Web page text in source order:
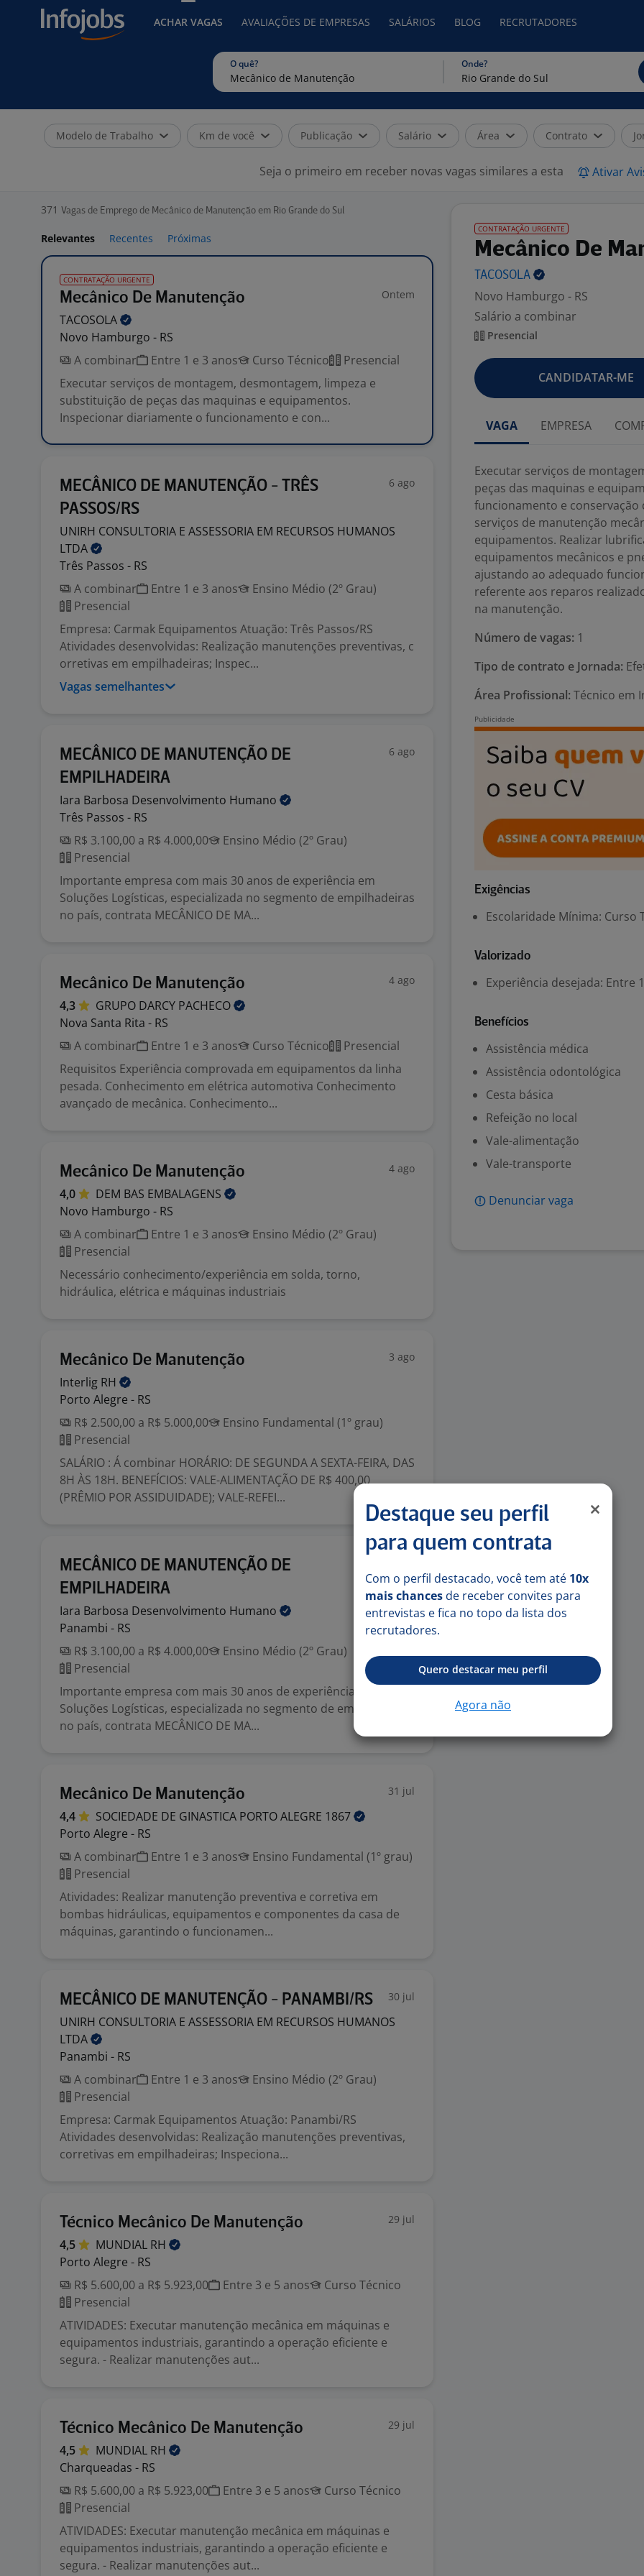
ACHAR VAGAS AVALIAÇÕES DE EMPRESAS SALÁRIOS BLOG RECRUTADORES
O quê? Onde?
Modelo de Trabalho Km de você Publicação Salário Área Contrato
Seja o primeiro em receber novas vagas similares a esta Ativar
371 Vagas de Emprego de Mecânico de Manutenção em Rio Grande do Sul
Relevantes Recentes Próximas
CONTRATAÇÃO URGENTE
Mecânico De Manutenção Ontem
TACOSOLA
Novo Hamburgo - RS
A combinar
Entre 1 e 3 anos Curso Técnico
Presencial
Executar serviços de montagem, desmontagem, limpeza e
substituição de peças das maquinas e equipamentos.
Inspecionar diariamente o funcionamento e con...
MECÂNICO DE MANUTENÇÃO - TRÊS
PASSOS/RS
6 ago
UNIRH CONSULTORIA E ASSESSORIA EM RECURSOS HUMANOS
LTDA
Três Passos - RS
A combinar
Entre 1 e 3 anos
Ensino Médio (2º Grau)
Presencial
Empresa: Carmak Equipamentos Atuação: Três Passos/RS
Atividades desenvolvidas: Realização manutenções preventivas, c
orretivas em empilhadeiras; Inspec...
Vagas semelhantes
MECÂNICO DE MANUTENÇÃO DE
EMPILHADEIRA
6 ago
Iara Barbosa Desenvolvimento Humano
Três Passos - RS
R$ 3.100,00 a R$ 4.000,00
Ensino Médio (2º Grau)
Presencial
Importante empresa com mais 30 anos de experiência em
Soluções Logísticas, especializada no segmento de empilhadeiras
no país, contrata MECÂNICO DE MA...
Mecânico De Manutenção 4 ago
4,3 GRUPO DARCY PACHECO
Nova Santa Rita - RS
A combinar
Entre 1 e 3 anos Curso Técnico
Presencial
Requisitos Experiência comprovada em equipamentos da linha
pesada. Conhecimento em elétrica automotiva Conhecimento
avançado de mecânica. Conhecimento...
Mecânico De Manutenção 4 ago
4,0 DEM BAS EMBALAGENS
Novo Hamburgo - RS
A combinar
Entre 1 e 3 anos
Ensino Médio (2º Grau)
Presencial
Necessário conhecimento/experiência em solda, torno,
hidráulica, elétrica e máquinas industriais
Mecânico De Manutenção 3 ago
Interlig RH
Porto Alegre - RS
R$ 2.500,00 a R$ 5.000,00
Ensino Fundamental (1º grau)
Presencial
SALÁRIO : Á combinar HORÁRIO: DE SEGUNDA A SEXTA-FEIRA, DAS
8H ÀS 18H. BENEFÍCIOS: VALE-ALIMENTAÇÃO DE R$ 400,00
(PRÊMIO POR ASSIDUIDADE); VALE-REFEI...
MECÂNICO DE MANUTENÇÃO DE
EMPILHADEIRA
Iara Barbosa Desenvolvimento Humano
Panambi - RS
R$ 3.100,00 a R$ 4.000,00
Ensino Médio (2º Grau)
Presencial
Importante empresa com mais 30 anos de experiência em
Soluções Logísticas, especializada no segmento de empilhadeiras
no país, contrata MECÂNICO DE MA...
Mecânico De Manutenção 31 jul
4,4 SOCIEDADE DE GINASTICA PORTO ALEGRE 1867
Porto Alegre - RS
A combinar
Entre 1 e 3 anos
Ensino Fundamental (1º grau)
Presencial
Atividades: Realizar manutenção preventiva e corretiva em
bombas hidráulicas, equipamentos e componentes da casa de
máquinas, garantindo o funcionamen...
MECÂNICO DE MANUTENÇÃO - PANAMBI/RS 30 jul
UNIRH CONSULTORIA E ASSESSORIA EM RECURSOS HUMANOS
LTDA
Panambi - RS
A combinar
Entre 1 e 3 anos
Ensino Médio (2º Grau)
Presencial
Empresa: Carmak Equipamentos Atuação: Panambi/RS
Atividades desenvolvidas: Realização manutenções preventivas,
corretivas em empilhadeiras; Inspeciona...
Técnico Mecânico De Manutenção 29 jul
4,5 MUNDIAL RH
Porto Alegre - RS
R$ 5.600,00 a R$ 5.923,00
Entre 3 e 5 anos
Curso Técnico
Presencial
ATIVIDADES: Executar manutenção mecânica em máquinas e
equipamentos industriais, garantindo a operação eficiente e
segura. - Realizar manutenções aut...
Técnico Mecânico De Manutenção 29 jul
4,5 MUNDIAL RH
Charqueadas - RS
R$ 5.600,00 a R$ 5.923,00
Entre 3 e 5 anos
Curso Técnico
Presencial
ATIVIDADES: Executar manutenção mecânica em máquinas e
equipamentos industriais, garantindo a operação eficiente e
segura. - Realizar manutenções aut...
CONTRATAÇÃO URGENTE
Mecânico De
TACOSOLA
Novo Hamburgo - RS
Salário a combinar
Presencial
CANDIDATAR-ME
VAGA EMPRESA
Executar serviços de
peças das maquinas e
funcionamento e conservação
serviços de manutenção
equipamentos. Realizar
equipamentos mecânicos e
ajustando ao adequado
referente aos reparos
na manutenção.
Número de vagas: 1
Tipo de contrato e Jornada:
Área Profissional: Técnico em
Exigências
Escolaridade Mínima: Curso
Valorizado
Experiência desejada: Entre
Benefícios
Assistência médica
Assistência odontológica
Cesta básica
Refeição no local
Vale-alimentação
Vale-transporte
Denunciar vaga
Destaque seu perfil
para quem contrata
Com o perfil destacado, você tem até 10x
mais chances de receber convites para
entrevistas e fica no topo da lista dos
recrutadores.
Quero destacar meu perfil
Agora não